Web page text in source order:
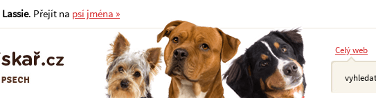
Celý web
Lassie. Přejít na psí jména »